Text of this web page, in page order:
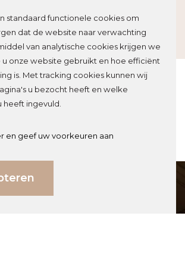
over dit project
Z-traprenovatie in een
interieur
wat jouw investering is?
Bereken hier
standaard functionele cookies om
dat de website naar verwachting
van analytische cookies krijgen we
u onze website gebruikt en hoe efficiënt
is. Met tracking cookies kunnen wij
u bezocht heeft en welke
heeft ingevuld.
en geef uw voorkeuren aan